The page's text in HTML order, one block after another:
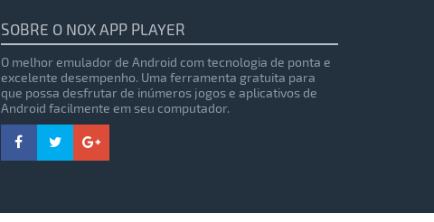
SOBRE O NOX APP PLAYER
O melhor emulador de Android com tecnologia de ponta e
excelente desempenho. Uma ferramenta gratuita para
que possa desfrutar de inúmeros jogos e aplicativos de
Android facilmente em seu computador.